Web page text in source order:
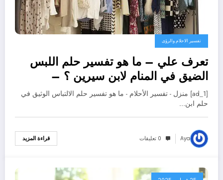
تفسير الاحلام والرؤى
تعرف علي – ما هو تفسير حلم اللبس
الضيق في المنام لابن سيرين ؟ –
بالتفصيل
[ad_1] منزل - تفسير الأحلام - ما هو تفسير حلم الالتباس الوثيق في
حلم ابن…
Aya 0 تعليقات قراءة المزيد